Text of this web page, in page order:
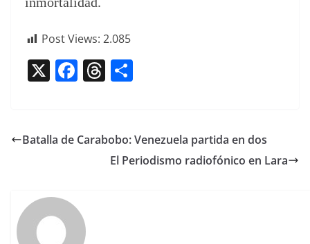
Post Views: 2.085
X F
e
o
k
T
a
d
p
ar
Batalla de Carabobo: Venezuela partida en dos
El Periodismo radiofónico en Lara